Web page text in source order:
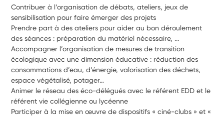
Contribuer à l’organisation de débats, ateliers, jeux de
sensibilisation pour faire émerger des projets
Prendre part à des ateliers pour aider au bon déroulement
des séances : préparation du matériel nécessaire, ...
Accompagner l’organisation de mesures de transition
écologique avec une dimension éducative : réduction des
consommations d’eau, d’énergie, valorisation des déchets,
espace végétalisé, potager…
Animer le réseau des éco-délégués avec le référent EDD et le
référent vie collégienne ou lycéenne
Participer à la mise en œuvre de dispositifs « ciné-clubs » et «